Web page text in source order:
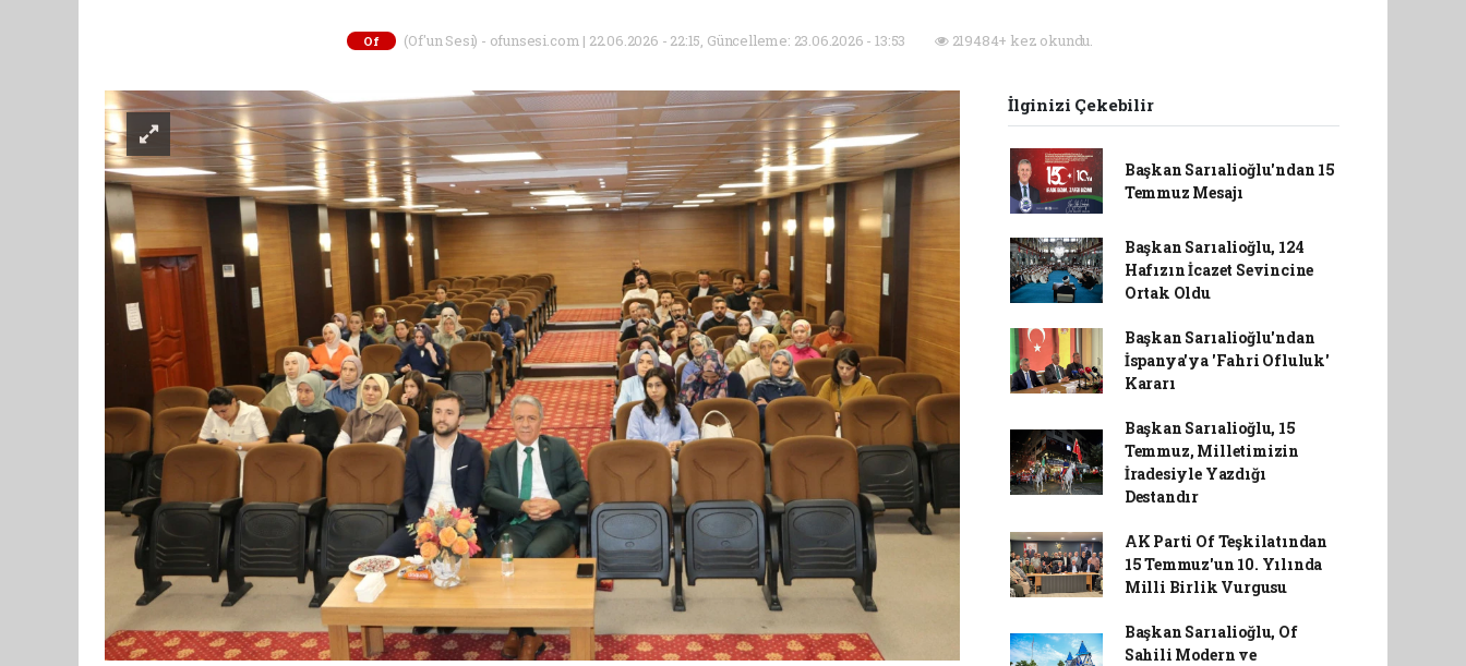
Of (Of'un Sesi) - ofunsesi.com | 22.06.2026 - 22:15, Güncelleme: 23.06.2026 - 13:53 219484+ kez okundu.
İlginizi Çekebilir
Başkan Sarıalioğlu'ndan 15
Temmuz Mesajı
Başkan Sarıalioğlu, 124
Hafızın İcazet Sevincine
Ortak Oldu
Başkan Sarıalioğlu'ndan
İspanya'ya 'Fahri Ofluluk'
Kararı
Başkan Sarıalioğlu, 15
Temmuz, Milletimizin
İradesiyle Yazdığı
Destandır
AK Parti Of Teşkilatından
15 Temmuz'un 10. Yılında
Milli Birlik Vurgusu
Başkan Sarıalioğlu, Of
Sahili Modern ve